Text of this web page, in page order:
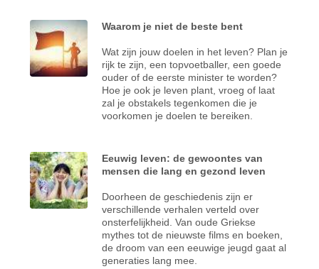
Waarom je niet de beste bent
Wat zijn jouw doelen in het leven? Plan je
rijk te zijn, een topvoetballer, een goede
ouder of de eerste minister te worden?
Hoe je ook je leven plant, vroeg of laat
zal je obstakels tegenkomen die je
voorkomen je doelen te bereiken.
Eeuwig leven: de gewoontes van
mensen die lang en gezond leven
Doorheen de geschiedenis zijn er
verschillende verhalen verteld over
onsterfelijkheid. Van oude Griekse
mythes tot de nieuwste films en boeken,
de droom van een eeuwige jeugd gaat al
generaties lang mee.